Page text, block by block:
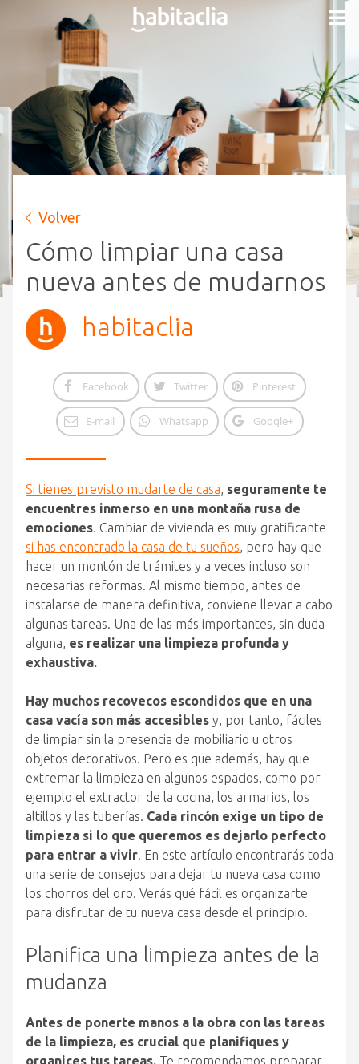
Volver
Cómo limpiar una casa
nueva antes de mudarnos
habitaclia
Facebook Twitter Pinterest
E-mail Whatsapp Google+
Si tienes previsto mudarte de casa, seguramente te
encuentres inmerso en una montaña rusa de
emociones. Cambiar de vivienda es muy gratificante
si has encontrado la casa de tu sueños, pero hay que
hacer un montón de trámites y a veces incluso son
necesarias reformas. Al mismo tiempo, antes de
instalarse de manera definitiva, conviene llevar a cabo
algunas tareas. Una de las más importantes, sin duda
alguna, es realizar una limpieza profunda y
exhaustiva.
Hay muchos recovecos escondidos que en una
casa vacía son más accesibles y, por tanto, fáciles
de limpiar sin la presencia de mobiliario u otros
objetos decorativos. Pero es que además, hay que
extremar la limpieza en algunos espacios, como por
ejemplo el extractor de la cocina, los armarios, los
altillos y las tuberías. Cada rincón exige un tipo de
limpieza si lo que queremos es dejarlo perfecto
para entrar a vivir. En este artículo encontrarás toda
una serie de consejos para dejar tu nueva casa como
los chorros del oro. Verás qué fácil es organizarte
para disfrutar de tu nueva casa desde el principio.
Planifica una limpieza antes de la
mudanza
Antes de ponerte manos a la obra con las tareas
de la limpieza, es crucial que planifiques y
organices tus tareas. Te recomendamos preparar